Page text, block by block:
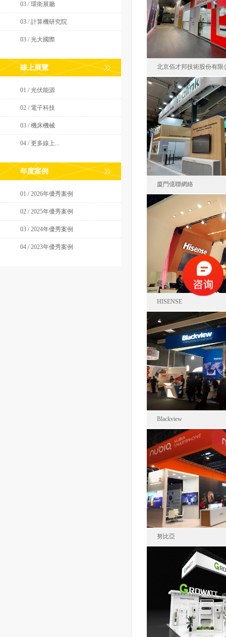
03 / 環衛展廳
03 / 計算機研究院
03 / 光大國際
線上展覽
01 / 光伏能源
02 / 電子科技
03 / 機床機械
04 / 更多線上...
年度案例
01 / 2026年優秀案例
02 / 2025年優秀案例
03 / 2024年優秀案例
04 / 2023年優秀案例
2026-
面積
北京佰才邦技術股份有限
北京佰才邦技術
2025-
面積
廈門億聯網絡
廈門億聯網絡技
2025-
面積
HISENSE
海信集團
2015-
面積
Blackview
2017-
面積42
努比亞
努比亞技
2019-
面積78